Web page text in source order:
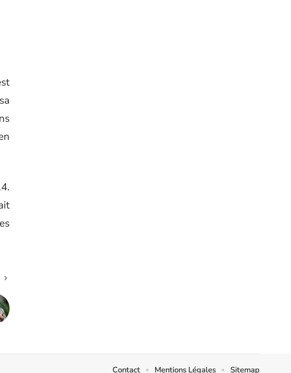
Contact Mentions Légales Sitemap